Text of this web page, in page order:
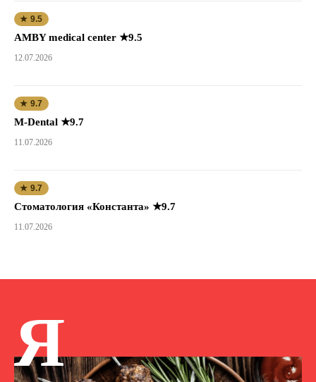
★ 9.5
AMBY medical center ★9.5
12.07.2026
★ 9.7
M-Dental ★9.7
11.07.2026
★ 9.7
Стоматология «Константа» ★9.7
11.07.2026
Я